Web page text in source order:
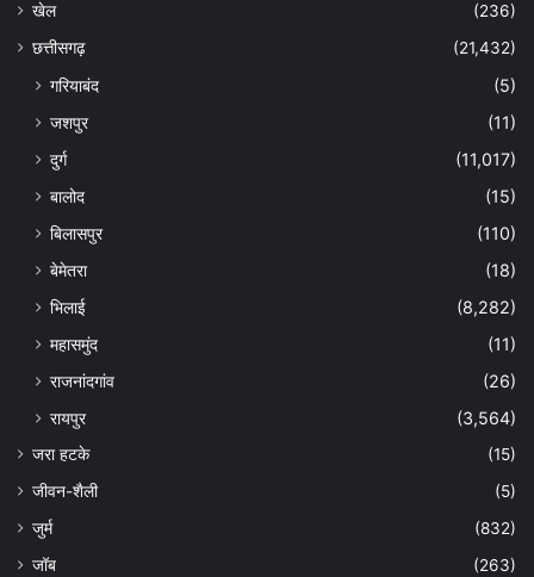
खेल
(236)
छत्तीसगढ़
(21,432)
गरियाबंद
(5)
जशपुर
(11)
दुर्ग
(11,017)
बालोद
(15)
बिलासपुर
(110)
बेमेतरा
(18)
भिलाई
(8,282)
महासमुंद
(11)
राजनांदगांव
(26)
रायपुर
(3,564)
जरा हटके
(15)
जीवन-शैली
(5)
जुर्म
(832)
जॉब
(263)